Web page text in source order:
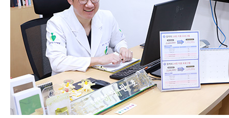
협착증 한방치료로 신경
압박이 풀리는 눈에 보이
는 증거가 있습니다.